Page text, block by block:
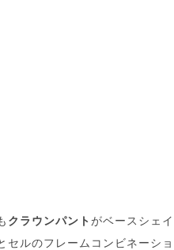
クラウンパント がベースシェ
セルのフレームコンビネーシ